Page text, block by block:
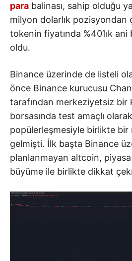
para balinası, sahip olduğu
milyon dolarlık pozisyondan
tokenin fiyatında %40’lık
oldu.
Binance üzerinde de listeli
önce Binance kurucusu
tarafından merkeziyetsiz bir
borsasında test amaçlı
popülerleşmesiyle birlikte bir
gelmişti. İlk başta Binance
planlanmayan altcoin, piyasa
büyüme ile birlikte dikkat